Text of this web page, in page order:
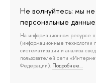
Не волнуйтесь: мы
персональные данные.
На информационном ресурсе
(информационные технологии
систематизации и анализа
пользователей сети
Федерации). Подробнее…